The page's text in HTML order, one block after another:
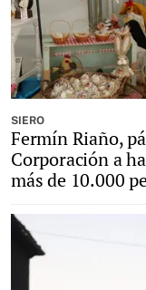
SIERO
Fermín Riaño,
Corporación a
más de 10.000